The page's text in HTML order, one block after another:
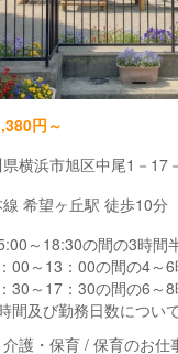
円～
横浜市旭区中尾1－17
希望ヶ丘駅 徒歩10分
～18:30の間の3時間
00～13：00の間の4～
30～17：30の間の6～
間及び勤務日数につい
護・保育 / 保育のお仕